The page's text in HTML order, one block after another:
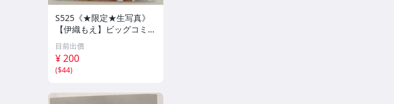
S525《★限定★生写真》
【伊織もえ】ビッグコミッ
クスピリッツ 2026年8月3
日号 ★セブンネット限定
特典★ ☆送料一律☆
目前出價
¥ 200
($44)